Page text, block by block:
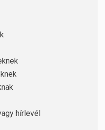
hírlevél